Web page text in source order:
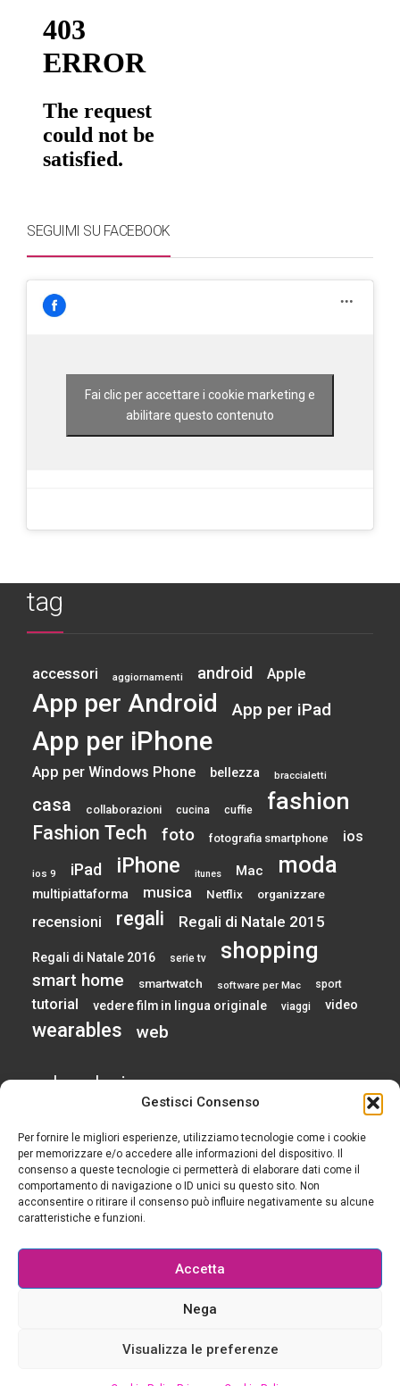
Gestisci Consenso
Per fornire le migliori esperienze, utilizziamo tecnologie come i cookie
per memorizzare e/o accedere alle informazioni del dispositivo. Il
consenso a queste tecnologie ci permetterà di elaborare dati come il
comportamento di navigazione o ID unici su questo sito. Non
acconsentire o ritirare il consenso può influire negativamente su alcune
caratteristiche e funzioni.
Accetta
Nega
Visualizza le preferenze
SEGUIMI SU FACEBOOK
Fai clic per accettare i cookie marketing e
abilitare questo contenuto
tag
accessori aggiornamenti android Apple
App per Android App per iPad
App per iPhone
App per Windows Phone bellezza braccialetti
casa collaborazioni cucina cuffie fashion
Fashion Tech foto fotografia smartphone ios
ios 9 iPad iPhone itunes Mac moda
multipiattaforma musica Netflix organizzare
recensioni regali Regali di Natale 2015
Regali di Natale 2016 serie tv shopping
smart home smartwatch software per Mac sport
tutorial vedere film in lingua originale viaggi video
wearables web
calendario
AGOSTO 2026
L M M G V S
1
2
10
11 12 13 14 15
16
20
© 2015-2025 Tutti i diritti riservati - Geek è chic - Il blog per le ragazze che si rendono